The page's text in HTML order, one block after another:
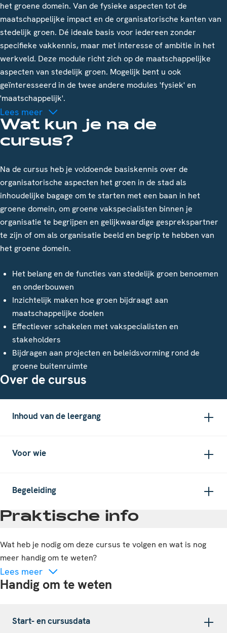
het groene domein. Van de fysieke aspecten tot de
maatschappelijke impact en de organisatorische kanten van
stedelijk groen. Dé ideale basis voor iedereen zonder
specifieke vakkennis, maar met interesse of ambitie in het
werkveld. Deze module richt zich op de maatschappelijke
aspecten van stedelijk groen. Mogelijk bent u ook
geïnteresseerd in de twee andere modules 'fysiek' en
'maatschappelijk'.
Lees meer
Wat kun je na de
cursus?
Na de cursus heb je voldoende basiskennis over de
organisatorische aspecten het groen in de stad als
inhoudelijke bagage om te starten met een baan in het
groene domein, om groene vakspecialisten binnen je
organisatie te begrijpen en gelijkwaardige gesprekspartner
te zijn of om als organisatie beeld en begrip te hebben van
het groene domein.
Het belang en de functies van stedelijk groen benoemen
en onderbouwen
Inzichtelijk maken hoe groen bijdraagt aan
maatschappelijke doelen
Effectiever schakelen met vakspecialisten en
stakeholders
Bijdragen aan projecten en beleidsvorming rond de
groene buitenruimte
Over de cursus
Inhoud van de leergang
Voor wie
Begeleiding
Praktische info
Wat heb je nodig om deze cursus te volgen en wat is nog
meer handig om te weten?
Lees meer
Handig om te weten
Start- en cursusdata